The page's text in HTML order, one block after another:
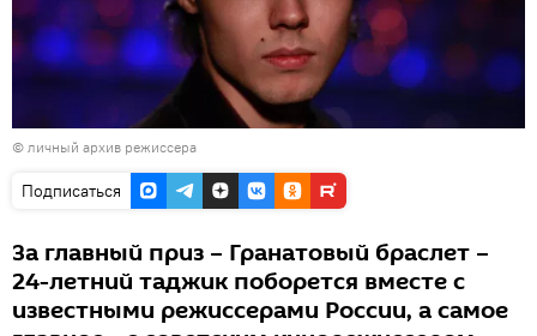
© личный архив режиссера
Подписаться
За главный приз – Гранатовый браслет –
24-летний таджик поборется вместе с
известными режиссерами России, а самое